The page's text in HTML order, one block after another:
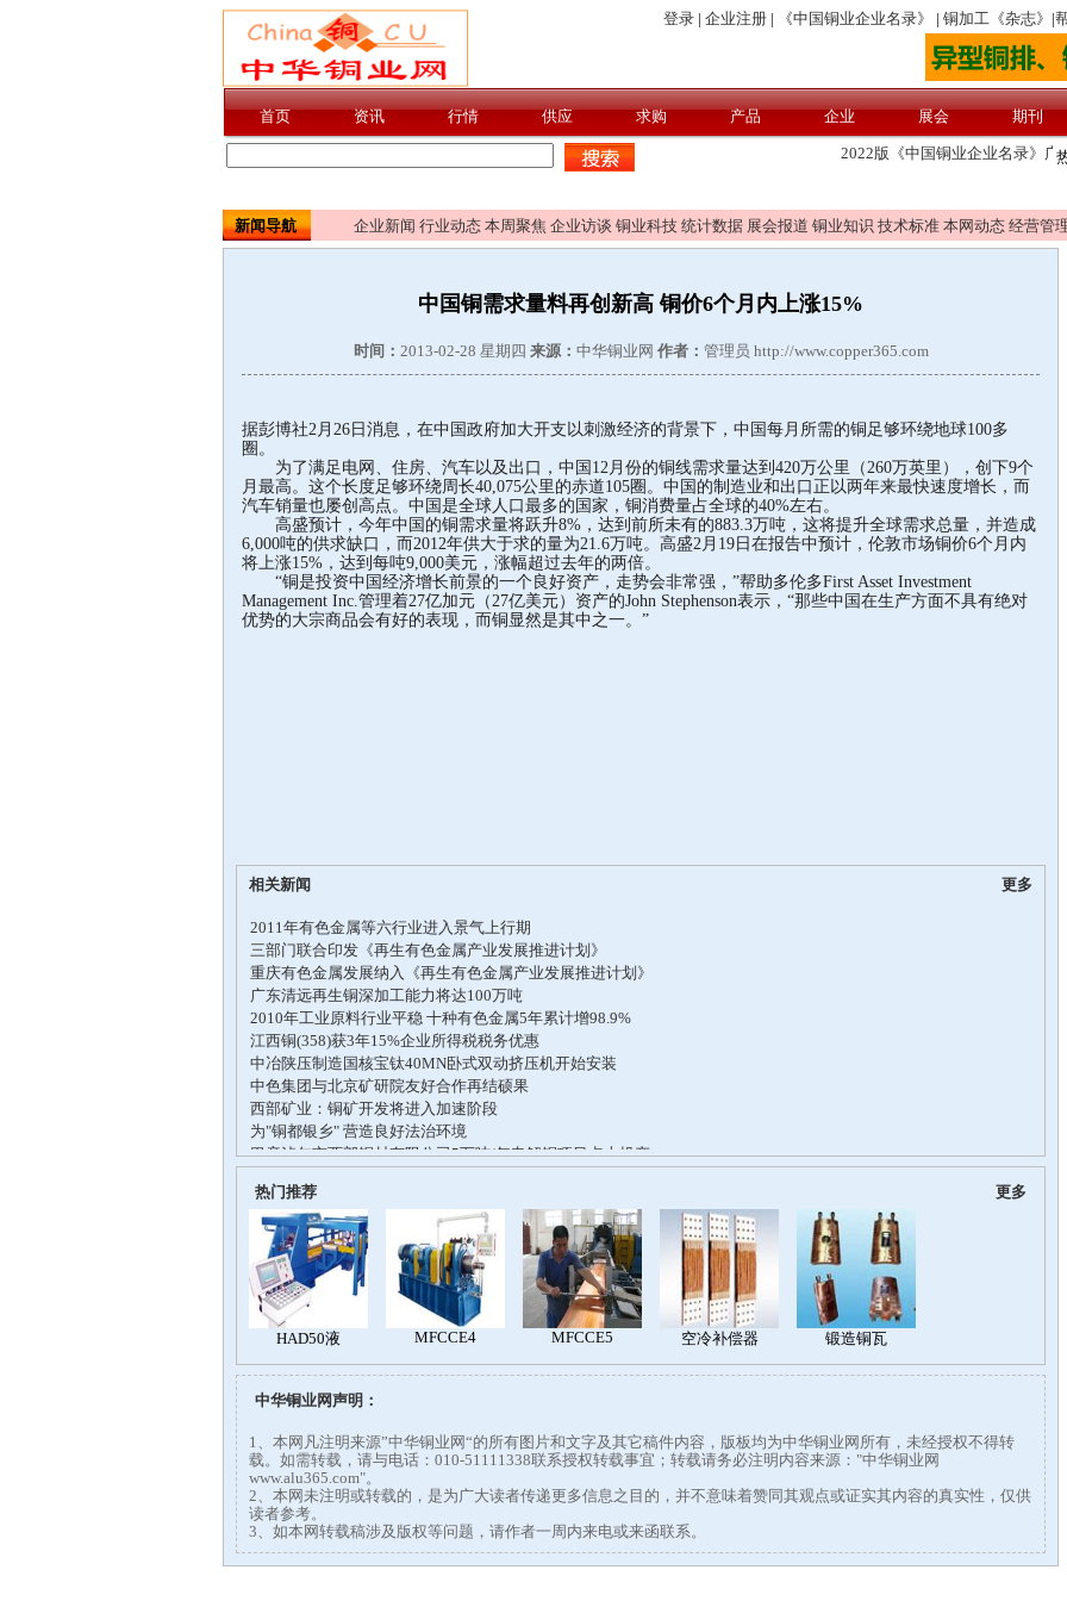
新闻导航 企业新闻 行业动态 本周聚焦 企业访谈 铜业科技 统计数据 展会报道 铜业知识 技术标准 本网动态 经营管
中国铜需求量料再创新高 铜价6个月内上涨15%
时间： 2013-02-28 星期四 来源： 中华铜业网 作者： 管理员 http://www.copper365.com
据彭博社2月26日消息，在中国政府加大开支以刺激经济的背景下，中国每月所需的铜足够环绕地球100多
圈。
为了满足电网、住房、汽车以及出口，中国12月份的铜线需求量达到420万公里（260万英里），创下9个
月最高。这个长度足够环绕周长40,075公里的赤道105圈。中国的制造业和出口正以两年来最快速度增长，而
汽车销量也屡创高点。中国是全球人口最多的国家，铜消费量占全球的40%左右。
高盛预计，今年中国的铜需求量将跃升8%，达到前所未有的883.3万吨，这将提升全球需求总量，并造成
6,000吨的供求缺口，而2012年供大于求的量为21.6万吨。高盛2月19日在报告中预计，伦敦市场铜价6个月内
将上涨15%，达到每吨9,000美元，涨幅超过去年的两倍。
“铜是投资中国经济增长前景的一个良好资产，走势会非常强，”帮助多伦多First Asset Investment
Management Inc.管理着27亿加元（27亿美元）资产的John Stephenson表示，“那些中国在生产方面不具有绝对
优势的大宗商品会有好的表现，而铜显然是其中之一。”
相关新闻 更多
热门推荐 更多
中华铜业网声明：
1、本网凡注明来源”中华铜业网“的所有图片和文字及其它稿件内容，版板均为中华铜业网所有，未经授权不得转
载。如需转载，请与电话：010-51111338联系授权转载事宜；转载请务必注明内容来源："中华铜业网
www.alu365.com"。
2、本网未注明或转载的，是为广大读者传递更多信息之目的，并不意味着赞同其观点或证实其内容的真实性，仅供
读者参考。
3、如本网转载稿涉及版权等问题，请作者一周内来电或来函联系。